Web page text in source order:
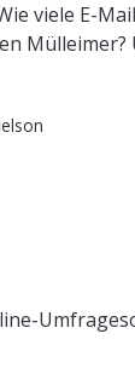
viele E-
Mülleimer?